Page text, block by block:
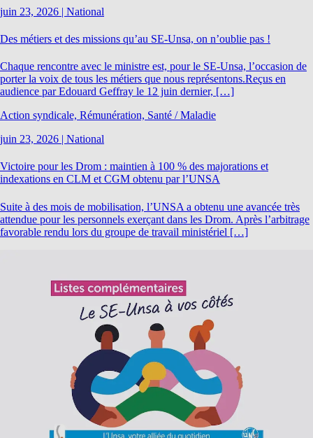
juin 23, 2026 | National
Des métiers et des missions qu’au SE-Unsa, on n’oublie pas !
Chaque rencontre avec le ministre est, pour le SE-Unsa, l’occasion de
porter la voix de tous les métiers que nous représentons.Reçus en
audience par Edouard Geffray le 12 juin dernier, […]
Action syndicale, Rémunération, Santé / Maladie
juin 23, 2026 | National
Victoire pour les Drom : maintien à 100 % des majorations et
indexations en CLM et CGM obtenu par l’UNSA
Suite à des mois de mobilisation, l’UNSA a obtenu une avancée très
attendue pour les personnels exerçant dans les Drom. Après l’arbitrage
favorable rendu lors du groupe de travail ministériel […]